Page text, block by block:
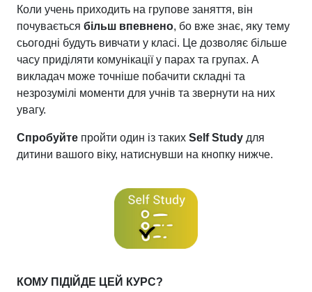
Коли учень приходить на групове заняття, він
почувається більш впевнено, бо вже знає, яку тему
сьогодні будуть вивчати у класі. Це дозволяє більше
часу приділяти комунікації у парах та групах. А
викладач може точніше побачити складні та
незрозумілі моменти для учнів та звернути на них
увагу.
Спробуйте пройти один із таких Self Study для
дитини вашого віку, натиснувши на кнопку нижче.
КОМУ ПІДІЙДЕ ЦЕЙ КУРС?